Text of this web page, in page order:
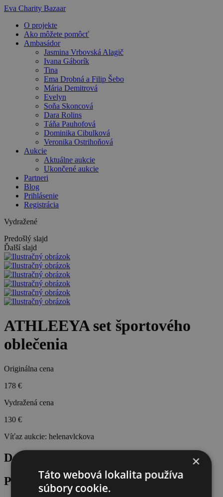
Preskočiť
obsah
Eva Charity Bazaar
O projekte
Ako môžete pomôcť
Ambasádor
Jasmina Vrbovská Alagič
Ivana Gáborík
Tina
Ema Drobná a Filip Šebo
Mária Demitrová
Evelyn
Soňa Skoncová
Dara Rolins
Táňa Pauhofová
Dominika Cibulková
Veronika Ostrihoňová
Aukcie
Aktuálne aukcie
Ukončené aukcie
Partneri
Blog
Prihlásenie
Registrácia
Vydražené
Predošlý slajd
Ďalší slajd
ATHLEEYA set športového
oblečenia
Originálna cena
178 €
Vydražená cena
130 €
Víťaz aukcie: helenavlckova
Do aukcie venovali Athleeya
Popis produktu
×
Táto webová lokalita používa
súbory cookie.